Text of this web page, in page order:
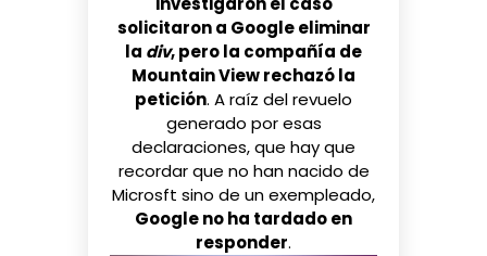
solicitaron a Google eliminar
la div, pero la compañía de
Mountain View rechazó la
petición. A raíz del revuelo
generado por esas
declaraciones, que hay que
recordar que no han nacido de
Microsft sino de un exempleado,
Google no ha tardado en
responder.